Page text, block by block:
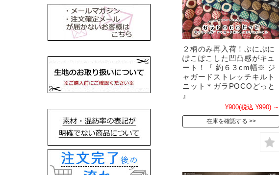
２柄のみ再入荷！ぷにぷに
ぽこぽこした凹凸感がキュ
ート！『 約６３cm幅※ ジ
ャガードストレッチキルト
ニット＊ガラPOCOどっと
』
¥900(税込 ¥990) ～
在庫を確認する